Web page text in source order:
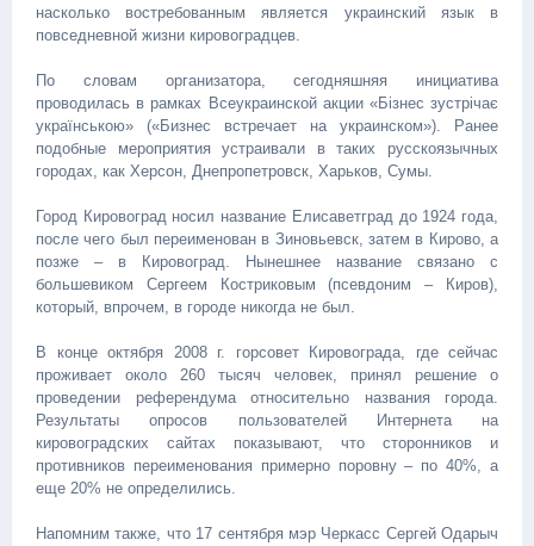
насколько востребованным является украинский язык в
повседневной жизни кировоградцев.
По словам организатора, сегодняшняя инициатива
проводилась в рамках Всеукраинской акции «Бізнес зустрічає
українською» («Бизнес встречает на украинском»). Ранее
подобные мероприятия устраивали в таких русскоязычных
городах, как Херсон, Днепропетровск, Харьков, Сумы.
Город Кировоград носил название Елисаветград до 1924 года,
после чего был переименован в Зиновьевск, затем в Кирово, а
позже – в Кировоград. Нынешнее название связано с
большевиком Сергеем Костриковым (псевдоним – Киров),
который, впрочем, в городе никогда не был.
В конце октября 2008 г. горсовет Кировограда, где сейчас
проживает около 260 тысяч человек, принял решение о
проведении референдума относительно названия города.
Результаты опросов пользователей Интернета на
кировоградских сайтах показывают, что сторонников и
противников переименования примерно поровну – по 40%, а
еще 20% не определились.
Напомним также, что 17 сентября мэр Черкасс Сергей Одарыч